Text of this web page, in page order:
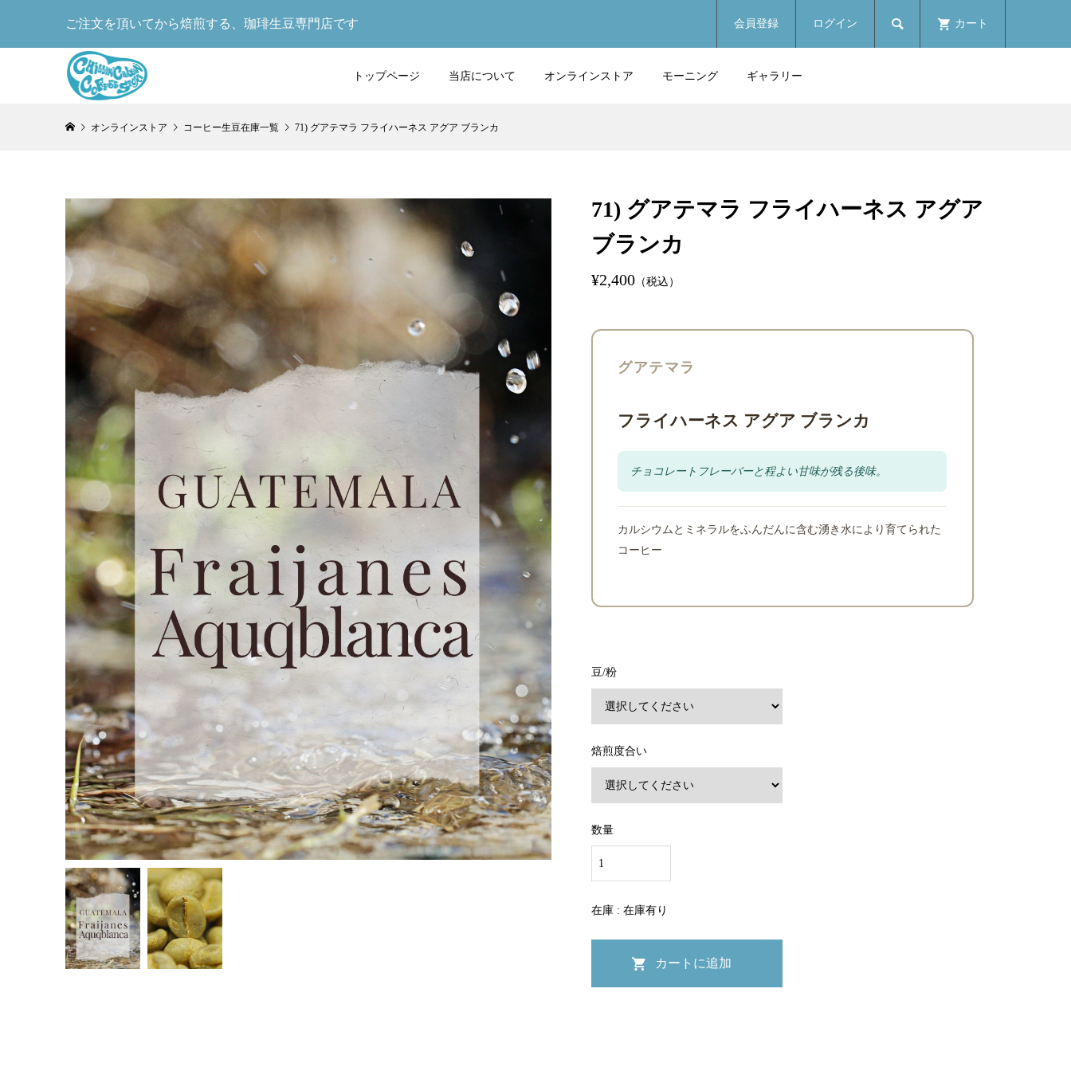
ご注文を頂いてから焙煎する、珈琲生豆専門店です 会員登録 ログイン  カート
トップページ 当店について オンラインストア モーニング ギャラリー
オンラインストア コーヒー生豆在庫一覧 71) グアテマラ フライハーネス アグア ブランカ
71) グアテマラ フライハーネス アグア
ブランカ
¥2,400 （税込）
グアテマラ
フライハーネス アグア ブランカ
チョコレートフレーバーと程よい甘味が残る後味。
カルシウムとミネラルをふんだんに含む湧き水により育てられた
コーヒー
豆/粉
焙煎度合い
数量
在庫 : 在庫有り